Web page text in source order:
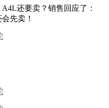
还要卖？销售回应了：
先卖！